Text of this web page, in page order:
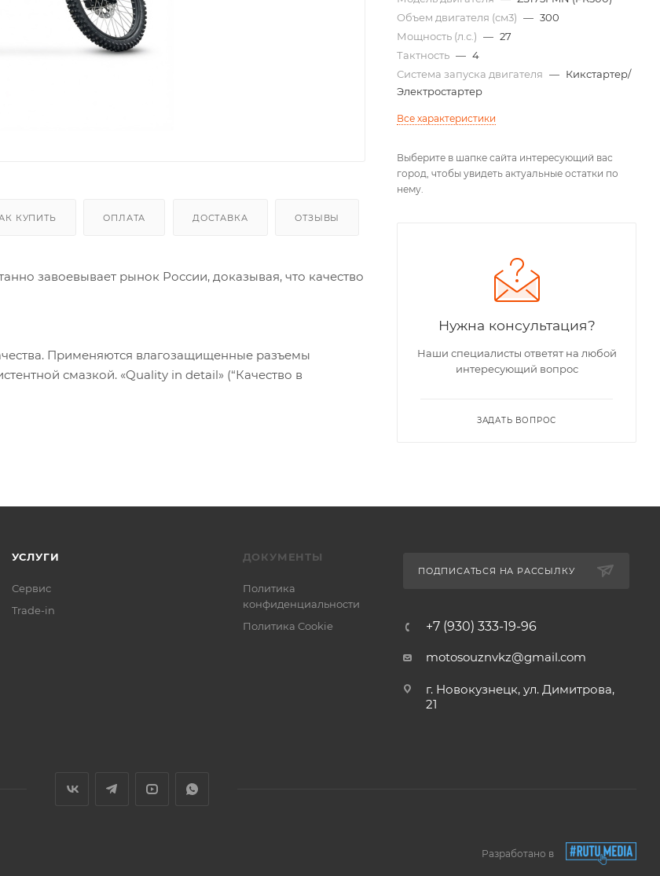
КУПИТЬ ОПЛАТА ДОСТАВКА ОТЗЫВЫ
завоевывает рынок России, доказывая, что качество
Применяются влагозащищенные разъемы
смазкой. «Quality in detail» (“Качество в
Объем двигателя (см3) — 300
Мощность (л.с.) — 27
Тактность — 4
Система запуска двигателя — Кикстартер/
Электростартер
Все характеристики
Выберите в шапке сайта интересующий вас
город, чтобы увидеть актуальные остатки по
нему.
Нужна консультация?
Наши специалисты ответят на любой
интересующий вопрос
ЗАДАТЬ ВОПРОС
УСЛУГИ
Сервис
Trade-in
ДОКУМЕНТЫ
Политика
конфиденциальности
Политика Cookie
ПОДПИСАТЬСЯ НА РАССЫЛКУ
+7 (930) 333-19-96
motosouznvkz@gmail.com
г. Новокузнецк, ул. Димитрова,
21
Разработано в